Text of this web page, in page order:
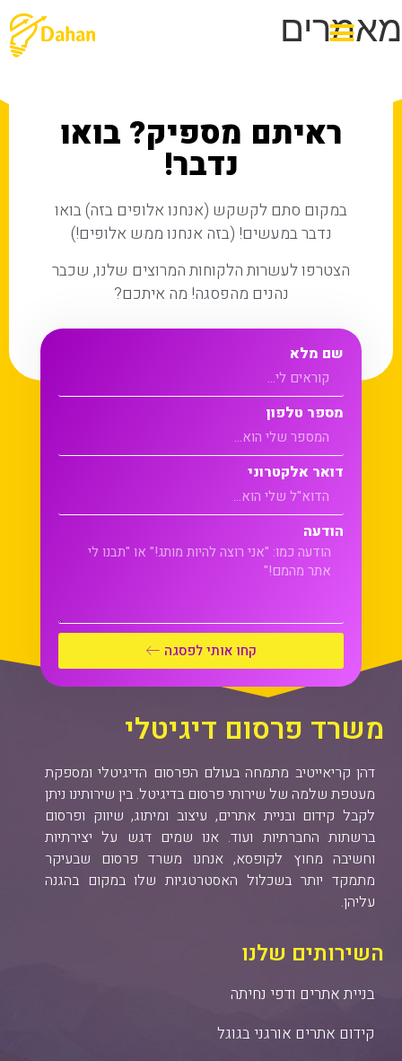
מאמרים
ראיתם מספיק? בואו
נדבר!
במקום סתם לקשקש (אנחנו אלופים בזה) בואו
נדבר במעשים! (בזה אנחנו ממש אלופים!)
הצטרפו לעשרות הלקוחות המרוצים שלנו, שכבר
נהנים מהפסגה! מה איתכם?
שם מלא
מספר טלפון
דואר אלקטרוני
הודעה
קחו אותי לפסגה
משרד פרסום דיגיטלי
דהן קריאייטיב מתמחה בעולם הפרסום הדיגיטלי ומספקת
מעטפת שלמה של שירותי פרסום בדיגיטל. בין שירותינו ניתן
לקבל קידום ובניית אתרים, עיצוב ומיתוג, שיווק ופרסום
ברשתות החברתיות ועוד. אנו שמים דגש על יצירתיות
וחשיבה מחוץ לקופסא, אנחנו משרד פרסום שבעיקר
מתמקד יותר בשכלול האסטרטגיות שלו במקום בהגנה
עליהן.
השירותים שלנו
בניית אתרים ודפי נחיתה
קידום אתרים אורגני בגוגל